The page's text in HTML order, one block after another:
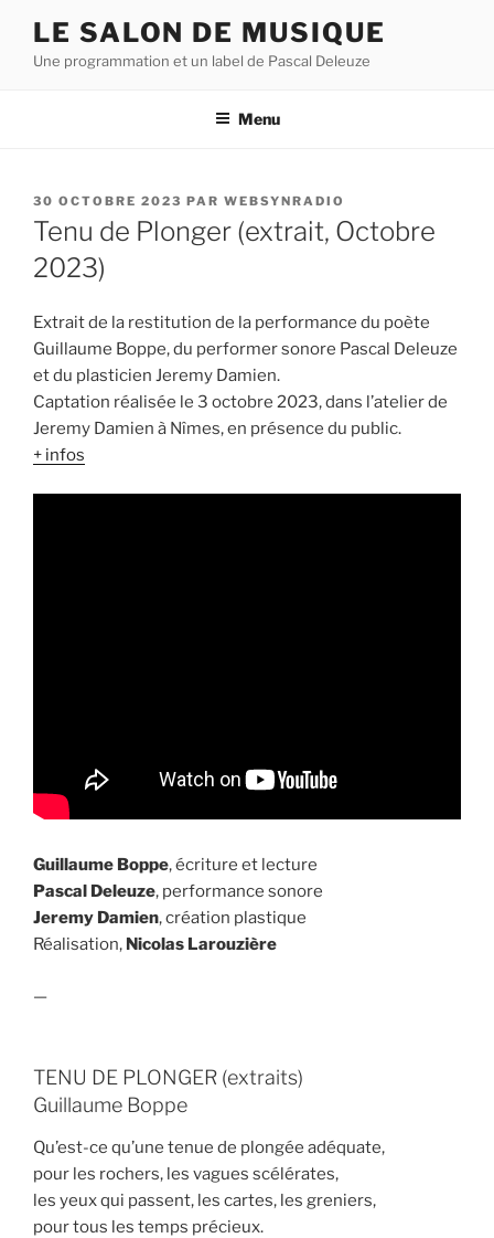
contenu
LE SALON DE MUSIQUE
Une programmation et un label de Pascal Deleuze
Menu
PUBLIÉ
LE
30 OCTOBRE 2023 PAR WEBSYNRADIO
Tenu de Plonger (extrait, Octobre
2023)
Extrait de la restitution de la performance du poète
Guillaume Boppe, du performer sonore Pascal Deleuze
et du plasticien Jeremy Damien.
Captation réalisée le 3 octobre 2023, dans l’atelier de
Jeremy Damien à Nîmes, en présence du public.
+ infos
Guillaume Boppe, écriture et lecture
Pascal Deleuze, performance sonore
Jeremy Damien, création plastique
Réalisation, Nicolas Larouzière
—
TENU DE PLONGER (extraits)
Guillaume Boppe
Qu’est-ce qu’une tenue de plongée adéquate,
pour les rochers, les vagues scélérates,
les yeux qui passent, les cartes, les greniers,
pour tous les temps précieux.